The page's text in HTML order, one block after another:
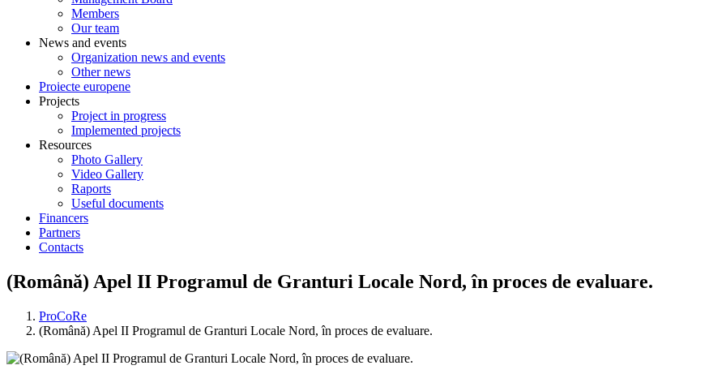
Members
Our team
News and events
Organization news and events
Other news
Proiecte europene
Projects
Project in progress
Implemented projects
Resources
Photo Gallery
Video Gallery
Raports
Useful documents
Financers
Partners
Contacts
(Română) Apel II Programul de Granturi Locale Nord, în proces de evaluare.
ProCoRe
(Română) Apel II Programul de Granturi Locale Nord, în proces de evaluare.